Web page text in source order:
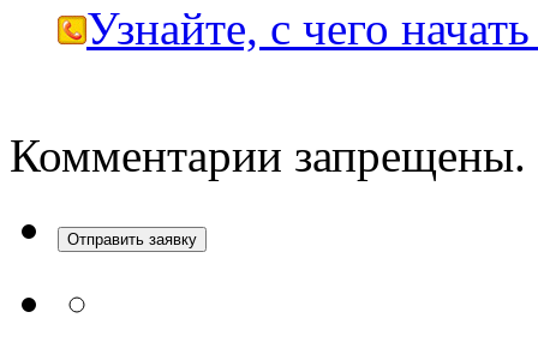
Узнайте, с чего начать
Комментарии запрещены.
Отправить заявку